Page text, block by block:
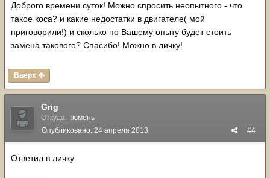
Доброго времени суток! Можно спросить неопытного - что
такое коса? и какие недостатки в двигателе( мой
приговорили!) и сколько по Вашему опыту будет стоить
замена такового? Спасибо! Можно в личку!
Вверх
Grig
Откуда: Тюмень
#4
Опубликовано: 24 апреля 2013
Ответил в личку